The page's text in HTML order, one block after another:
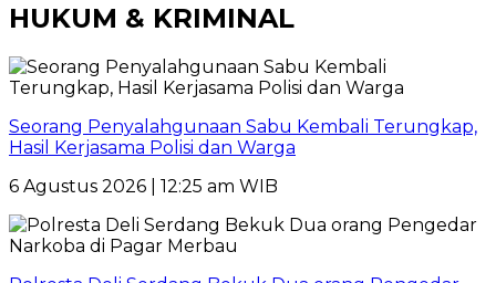
HUKUM & KRIMINAL
Seorang Penyalahgunaan Sabu Kembali Terungkap,
Hasil Kerjasama Polisi dan Warga
6 Agustus 2026 | 12:25 am WIB